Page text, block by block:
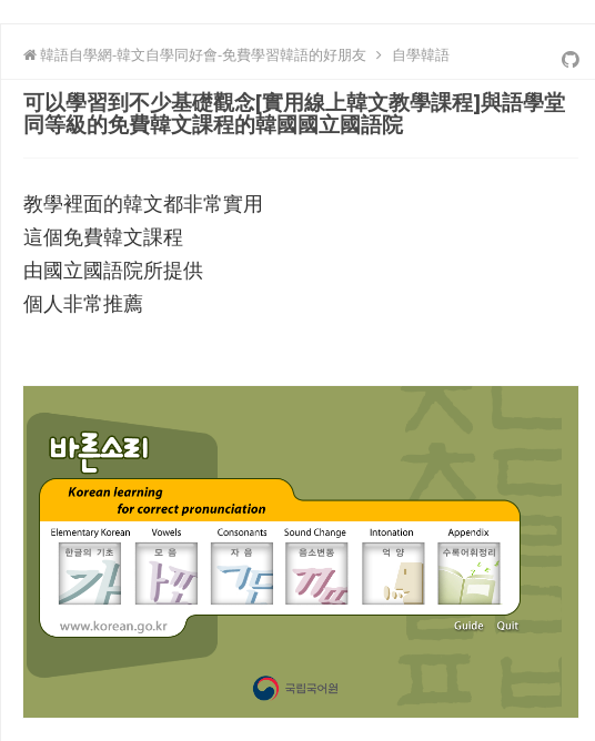
韓語自學網-韓文自學同好會-免費學習韓語的好朋友 自學韓語
可以學習到不少基礎觀念[實用線上韓文教學課程]與語學堂
同等級的免費韓文課程的韓國國立國語院
教學裡面的韓文都非常實用
這個免費韓文課程
由國立國語院所提供
個人非常推薦